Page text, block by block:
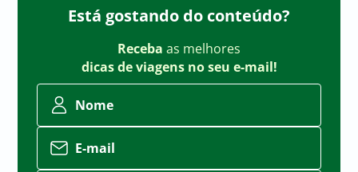
Está gostando do conteúdo?
Receba as melhores
dicas de viagens no seu e-mail!
Nome
E-mail